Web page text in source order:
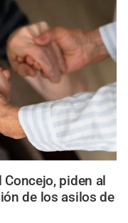
Concejo, piden al
de los asilos de